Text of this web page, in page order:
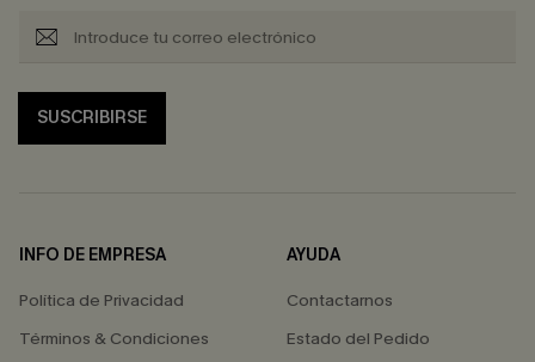
SUSCRIBIRSE
INFO DE EMPRESA
Política de Privacidad
Términos & Condiciones
AYUDA
Contactarnos
Estado del Pedido